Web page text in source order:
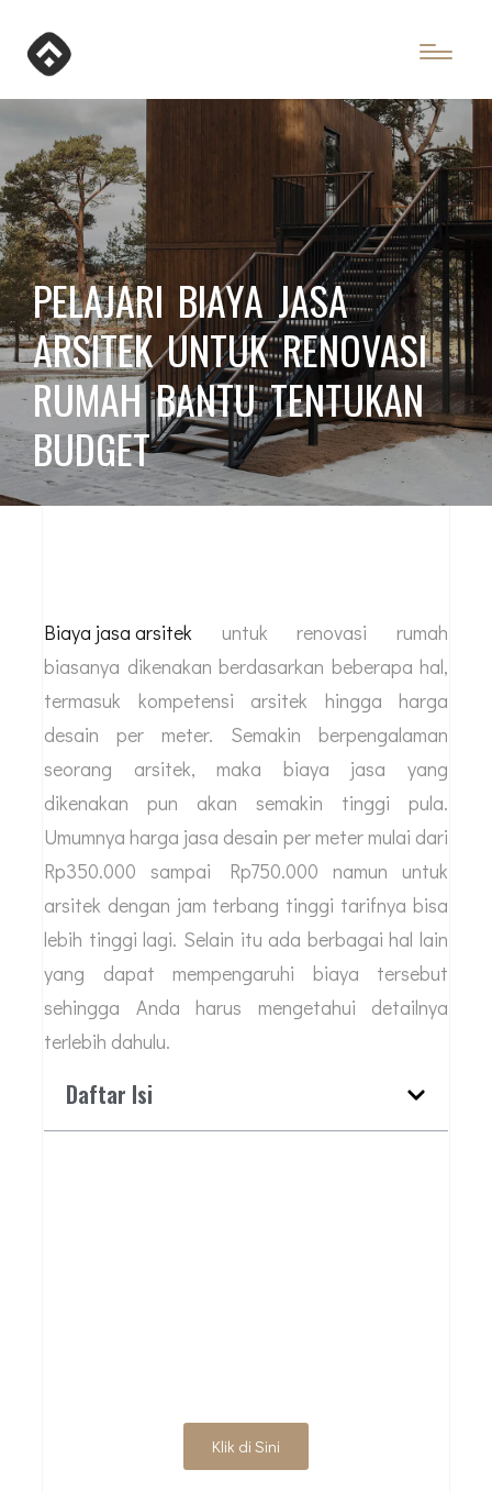
PELAJARI BIAYA JASA
ARSITEK UNTUK RENOVASI
RUMAH BANTU TENTUKAN
BUDGET
Biaya jasa arsitek untuk renovasi rumah
biasanya dikenakan berdasarkan beberapa hal,
termasuk kompetensi arsitek hingga harga
desain per meter. Semakin berpengalaman
seorang arsitek, maka biaya jasa yang
dikenakan pun akan semakin tinggi pula.
Umumnya harga jasa desain per meter mulai dari
Rp350.000 sampai Rp750.000 namun untuk
arsitek dengan jam terbang tinggi tarifnya bisa
lebih tinggi lagi. Selain itu ada berbagai hal lain
yang dapat mempengaruhi biaya tersebut
sehingga Anda harus mengetahui detailnya
terlebih dahulu.
Daftar Isi
Klik di Sini